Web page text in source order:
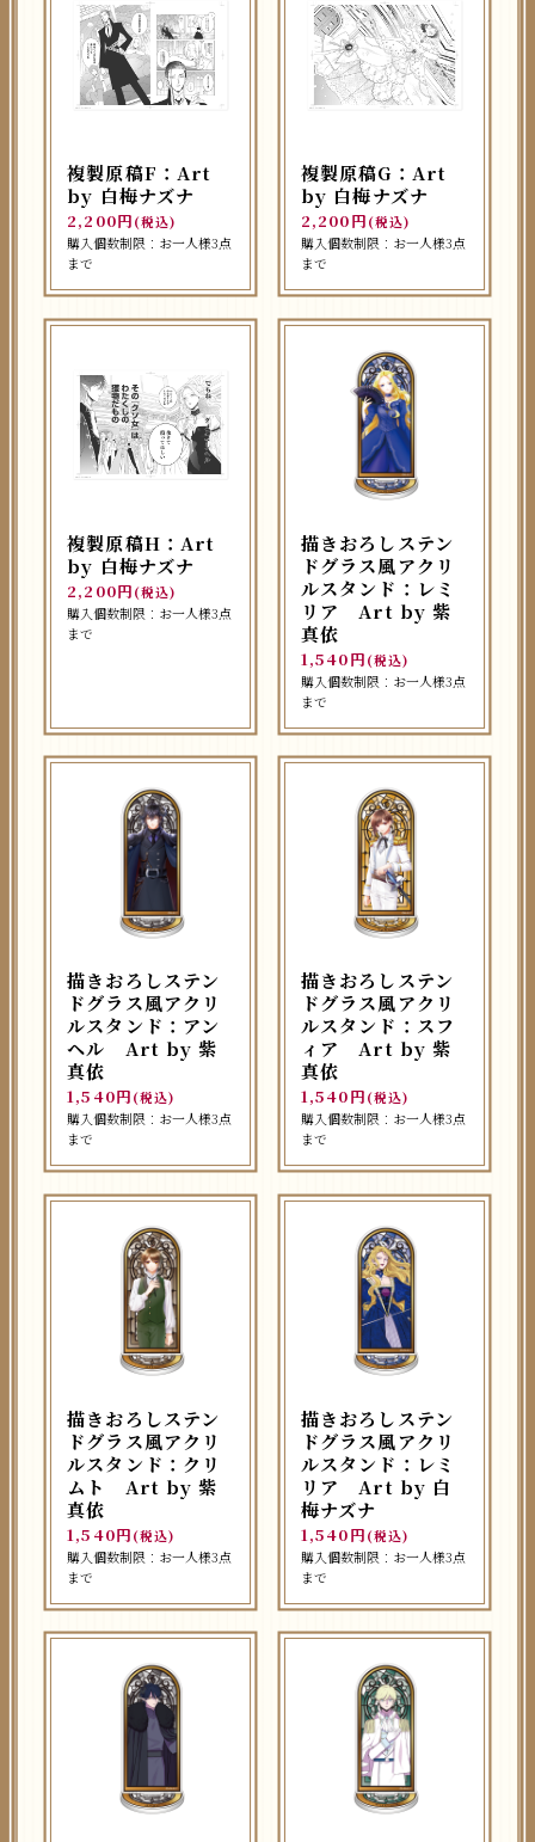
複製原稿F：Art
by 白梅ナズナ
2,200円 (税込)
購入個数制限：お一人様3点
まで
複製原稿G：Art
by 白梅ナズナ
2,200円 (税込)
購入個数制限：お一人様3点
まで
複製原稿H：Art
by 白梅ナズナ
2,200円 (税込)
購入個数制限：お一人様3点
まで
描きおろしステン
ドグラス風アクリ
ルスタンド：レミ
リア Art by 紫
真依
1,540円 (税込)
購入個数制限：お一人様3点
まで
描きおろしステン
ドグラス風アクリ
ルスタンド：アン
ヘル Art by 紫
真依
1,540円 (税込)
購入個数制限：お一人様3点
まで
描きおろしステン
ドグラス風アクリ
ルスタンド：スフ
ィア Art by 紫
真依
1,540円 (税込)
購入個数制限：お一人様3点
まで
描きおろしステン
ドグラス風アクリ
ルスタンド：クリ
ムト Art by 紫
真依
1,540円 (税込)
購入個数制限：お一人様3点
まで
描きおろしステン
ドグラス風アクリ
ルスタンド：レミ
リア Art by 白
梅ナズナ
1,540円 (税込)
購入個数制限：お一人様3点
まで